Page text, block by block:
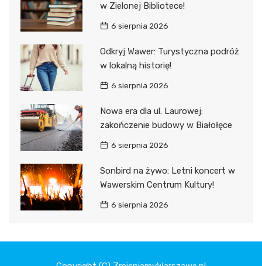
w Zielonej Bibliotece!
6 sierpnia 2026
Odkryj Wawer: Turystyczna podróż
w lokalną historię!
6 sierpnia 2026
Nowa era dla ul. Laurowej:
zakończenie budowy w Białołęce
6 sierpnia 2026
Sonbird na żywo: Letni koncert w
Wawerskim Centrum Kultury!
6 sierpnia 2026